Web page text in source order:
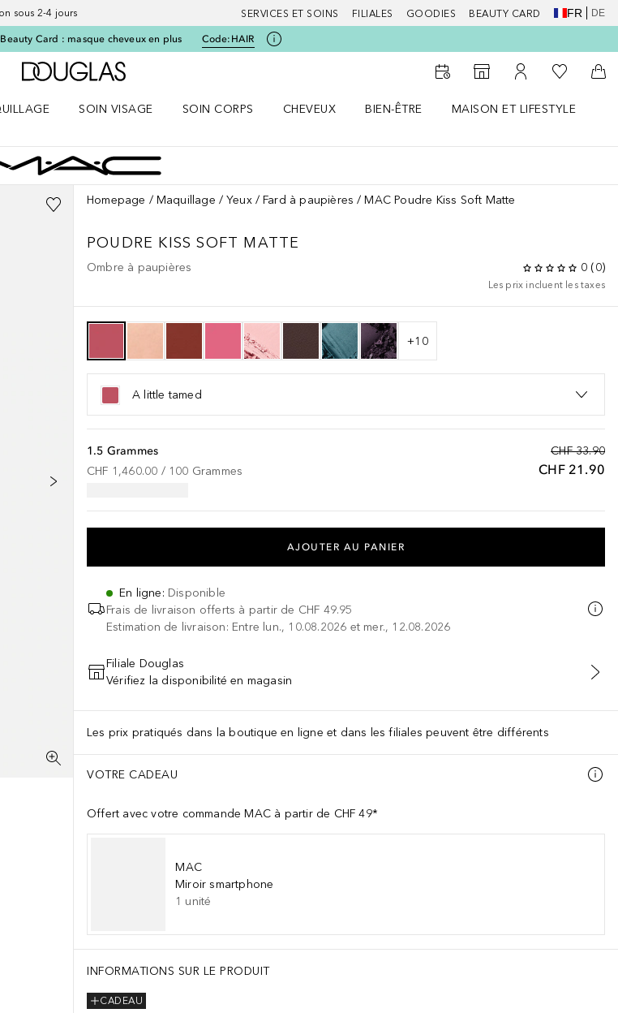
sous 2-4 jours SERVICES ET SOINS FILIALES GOODIES BEAUTY CARD FR DE
Card : masque cheveux en plus Code: HAIR
Vers l'accueil Douglas
Vers le Storefinder
Vers Mon Compte
Vers Ma
SOIN VISAGE
SOIN CORPS
CHEVEUX
BIEN-ÊTRE
MAISON ET LIFESTYLE
Homepage Maquillage Yeux Fard à paupières MAC Poudre Kiss Soft Matte
POUDRE KISS SOFT MATTE
Ombre à paupières 0 (0)
Les prix incluent les taxes
+10
A little tamed
CHF 33.90
CHF 21.90
1.5 Grammes
CHF 1,460.00 / 100 Grammes
AJOUTER AU PANIER
En ligne: Disponible
Frais de livraison offerts à partir de CHF 49.95
Estimation de livraison: Entre lun., 10.08.2026 et mer., 12.08.2026
Filiale Douglas
Vérifiez la disponibilité en magasin
Les prix pratiqués dans la boutique en ligne et dans les filiales peuvent être différents
VOTRE CADEAU
Offert avec votre commande MAC à partir de CHF 49*
MAC
Miroir smartphone
1 unité
INFORMATIONS SUR LE PRODUIT
CADEAU